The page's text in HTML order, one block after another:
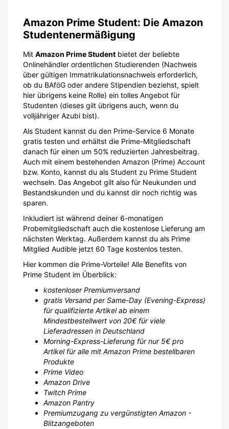
Amazon Prime Student: Die Amazon
Studentenermäßigung
Mit Amazon Prime Student bietet der beliebte
Onlinehändler ordentlichen Studierenden (Nachweis
über gültigen Immatrikulationsnachweis erforderlich,
ob du BAföG oder andere Stipendien beziehst, spielt
hier übrigens keine Rolle) ein tolles Angebot für
Studenten (dieses gilt übrigens auch, wenn du
volljähriger Azubi bist).
Als Student kannst du den Prime-Service 6 Monate
gratis testen und erhältst die Prime-Mitgliedschaft
danach für einen um 50% reduzierten Jahresbeitrag.
Auch mit einem bestehenden Amazon (Prime) Account
bzw. Konto, kannst du als Student zu Prime Student
wechseln. Das Angebot gilt also für Neukunden und
Bestandskunden und du kannst dir noch richtig was
sparen.
Inkludiert ist während deiner 6-monatigen
Probemitgliedschaft auch die kostenlose Lieferung am
nächsten Werktag. Außerdem kannst du als Prime
Mitglied Audible jetzt 60 Tage kostenlos testen.
Hier kommen die Prime-Vorteile! Alle Benefits von
Prime Student im Überblick:
kostenloser Premiumversand
gratis Versand per Same-Day (Evening-Express)
für qualifizierte Artikel ab einem
Mindestbestellwert von 20€ für viele
Lieferadressen in Deutschland
Morning-Express-Lieferung für nur 5€ pro
Artikel für alle mit Amazon Prime bestellbaren
Produkte
Prime Video
Amazon Drive
Twitch Prime
Amazon Pantry
Premiumzugang zu vergünstigten Amazon -
Blitzangeboten